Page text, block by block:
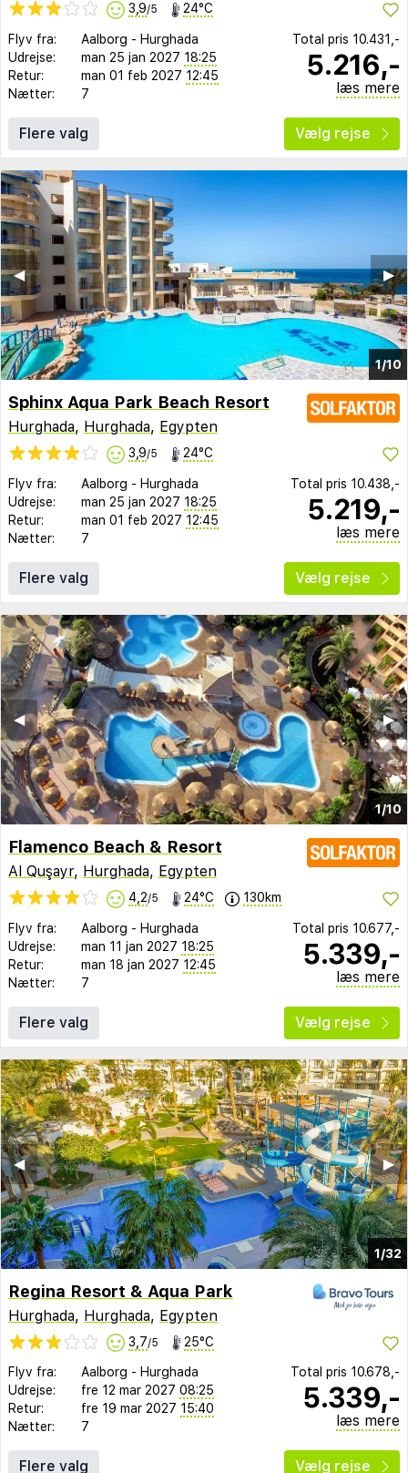
3,9/5 24°C
Flyv fra: Aalborg - Hurghada
Udrejse:
man 25 jan 2027 18:25
Retur:
man 01 feb 2027 12:45
Nætter:
7
Total pris 10.431,-
5.216,-
læs mere
Flere valg Vælg rejse
1/10
▶︎
◀︎
Sphinx Aqua Park Beach Resort
Hurghada, Hurghada, Egypten
3,9/5 24°C
Flyv fra: Aalborg - Hurghada
Udrejse:
man 25 jan 2027 18:25
Retur:
man 01 feb 2027 12:45
Nætter:
7
Total pris 10.438,-
5.219,-
læs mere
Flere valg Vælg rejse
1/10
▶︎
◀︎
Flamenco Beach & Resort
Al Quşayr, Hurghada, Egypten
4,2/5 24°C 130km
Flyv fra: Aalborg - Hurghada
Udrejse:
man 11 jan 2027 18:25
Retur:
man 18 jan 2027 12:45
Nætter:
7
Total pris 10.677,-
5.339,-
læs mere
Flere valg Vælg rejse
1/32
▶︎
◀︎
Regina Resort & Aqua Park
Hurghada, Hurghada, Egypten
3,7/5 25°C
Flyv fra: Aalborg - Hurghada
Udrejse:
fre 12 mar 2027 08:25
Retur:
fre 19 mar 2027 15:40
Nætter:
7
Total pris 10.678,-
5.339,-
læs mere
Flere valg Vælg rejse